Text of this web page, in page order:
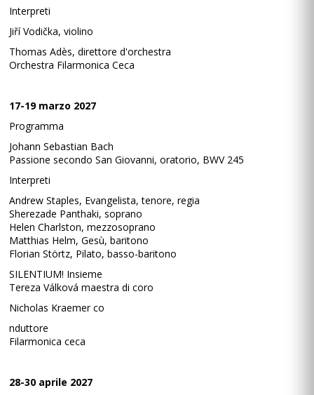
Interpreti
Jiří Vodička, violino
Thomas Adès, direttore d'orchestra
Orchestra Filarmonica Ceca
17-19 marzo 2027
Programma
Johann Sebastian Bach
Passione secondo San Giovanni, oratorio, BWV 245
Interpreti
Andrew Staples, Evangelista, tenore, regia
Sherezade Panthaki, soprano
Helen Charlston, mezzosoprano
Matthias Helm, Gesù, baritono
Florian Störtz, Pilato, basso-baritono
SILENTIUM! Insieme
Tereza Válková maestra di coro
Nicholas Kraemer co
nduttore
Filarmonica ceca
28-30 aprile 2027